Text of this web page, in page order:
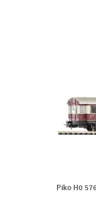
Piko H0